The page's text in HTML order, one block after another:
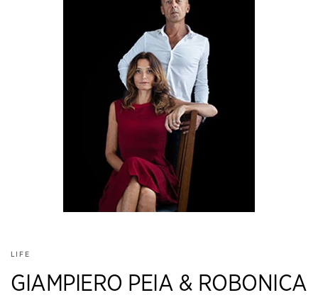
LIFE
GIAMPIERO PEIA & ROBONICA